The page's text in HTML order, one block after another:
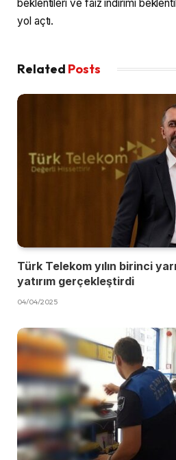
beklentileri ve faiz indirimi
yol açtı.
Related Posts
Türk Telekom yılın birinci
yatırım gerçekleştirdi
04/04/2025